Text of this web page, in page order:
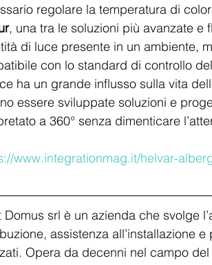
regolare la temperatura di
, una tra le soluzioni più avanzate
di luce presente in un ambiente,
con lo standard di controllo
ha un grande influsso sulla vita
essere sviluppate soluzioni e
a 360° senza dimenticare
www.integrationmag.it/helvar-
assistenza all’installazione
Opera da decenni nel campo